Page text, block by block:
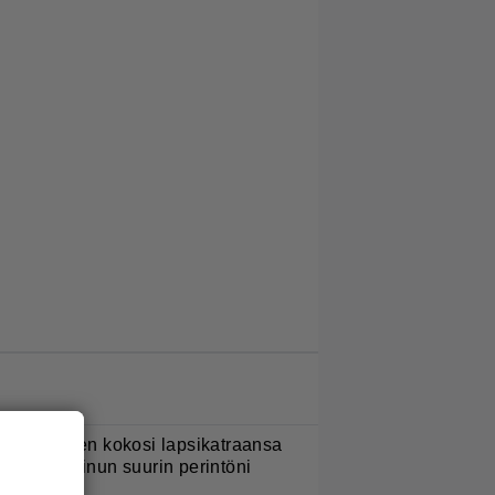
Sievinen kokosi lapsikatraansa
– ”Minun suurin perintöni